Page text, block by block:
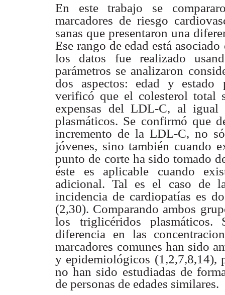
En este trabajo se
marcadores de riesgo
sanas que presentaron una
Ese rango de edad está asociado
los datos
fue realizado
parámetros se analizaron
dos aspectos: edad y estado
verificó que el colesterol total
expensas del LDL-C, al igual
plasmáticos. Se confirmó que
incremento de la LDL-C, no
jóvenes, sino también cuando
punto de corte ha sido tomado
éste es aplicable cuando
adicional. Tal es el
caso de
incidencia de cardiopatías es
(2,30). Comparando ambos
los
triglicéridos
diferencia en las
marcadores comunes han sido
y epidemiológicos (1,2,7,8,14),
no han sido estudiadas de
de personas de edades similares.